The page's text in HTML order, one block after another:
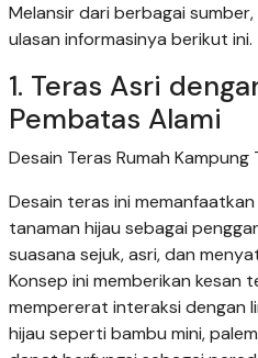
Melansir dari berbagai
ulasan informasinya berikut ini.
1. Teras Asri
Pembatas Alami
Desain Teras Rumah Kampung
Desain teras ini
tanaman hijau sebagai
suasana sejuk, asri, dan
Konsep ini memberikan kesan
mempererat interaksi dengan
hijau seperti bambu mini,